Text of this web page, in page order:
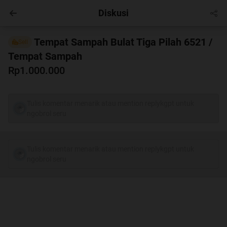
Masuk
Diskusi
Sell
Tempat Sampah Bulat Tiga Pilah 6521 /
Tempat Sampah
Rp1.000.000